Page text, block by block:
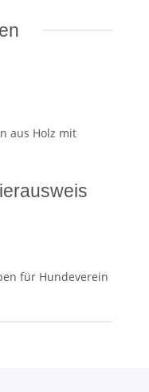
aus Holz mit
für Hundeverein